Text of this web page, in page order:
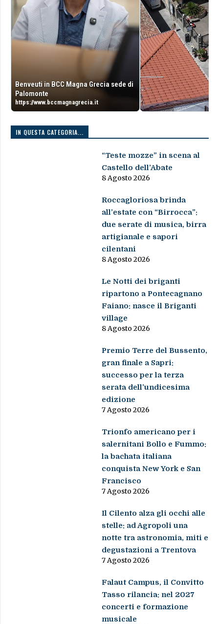
Benveuti in BCC Magna Grecia sede di
Palomonte
https://www.bccmagnagrecia.it
IN QUESTA CATEGORIA...
“Teste mozze” in scena al
Castello dell’Abate
8 Agosto 2026
Roccagloriosa brinda
all’estate con “Birrocca”:
due serate di musica, birra
artigianale e sapori
cilentani
8 Agosto 2026
Le Notti dei briganti
ripartono a Pontecagnano
Faiano: nasce il Briganti
village
8 Agosto 2026
Premio Terre del Bussento,
gran finale a Sapri:
successo per la terza
serata dell’undicesima
edizione
7 Agosto 2026
Trionfo americano per i
salernitani Bollo e Fummo:
la bachata italiana
conquista New York e San
Francisco
7 Agosto 2026
Il Cilento alza gli occhi alle
stelle: ad Agropoli una
notte tra astronomia, miti e
degustazioni a Trentova
7 Agosto 2026
Falaut Campus, il Convitto
Tasso rilancia: nel 2027
concerti e formazione
musicale